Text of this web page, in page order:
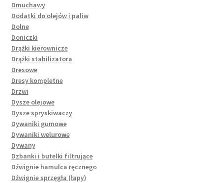
Dmuchawy
Dodatki do olejów i paliw
Dolne
Doniczki
Drążki kierownicze
Drążki stabilizatora
Dresowe
Dresy kompletne
Drzwi
Dysze olejowe
Dysze spryskiwaczy
Dywaniki gumowe
Dywaniki welurowe
Dywany
Dzbanki i butelki filtrujące
Dźwignie hamulca ręcznego
Dźwignie sprzęgła (łapy)